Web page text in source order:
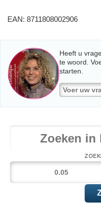
EAN: 8711808002906
Heeft u
te woord.
starten.